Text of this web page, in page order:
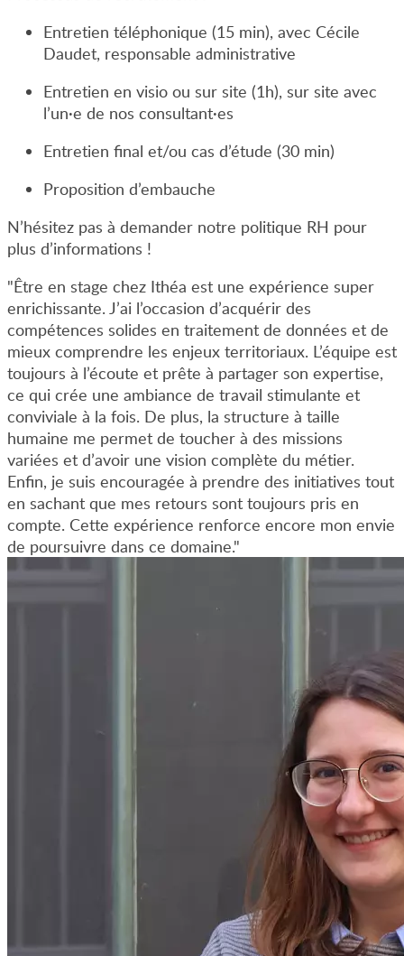
Entretien téléphonique (15 min), avec Cécile
Daudet, responsable administrative
Entretien en visio ou sur site (1h), sur site avec
l’un·e de nos consultant·es
Entretien final et/ou cas d’étude (30 min)
Proposition d’embauche
N’hésitez pas à demander notre politique RH pour
plus d’informations !
"Être en stage chez Ithéa est une expérience super
enrichissante. J’ai l’occasion d’acquérir des
compétences solides en traitement de données et de
mieux comprendre les enjeux territoriaux. L’équipe est
toujours à l’écoute et prête à partager son expertise,
ce qui crée une ambiance de travail stimulante et
conviviale à la fois. De plus, la structure à taille
humaine me permet de toucher à des missions
variées et d’avoir une vision complète du métier.
Enfin, je suis encouragée à prendre des initiatives tout
en sachant que mes retours sont toujours pris en
compte. Cette expérience renforce encore mon envie
de poursuivre dans ce domaine."